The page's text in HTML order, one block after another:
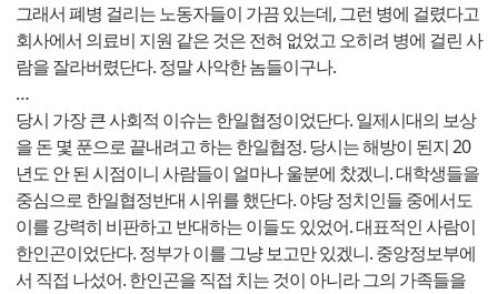
그래서 폐병 걸리는 노동자들이 가끔 있는데, 그런 병에 걸렸다고
회사에서 의료비 지원 같은 것은 전혀 없었고 오히려 병에 걸린 사
람을 잘라버렸단다. 정말 사악한 놈들이구나.
…
당시 가장 큰 사회적 이슈는 한일협정이었단다. 일제시대의 보상
을 돈 몇 푼으로 끝내려고 하는 한일협정. 당시는 해방이 된지 20
년도 안 된 시점이니 사람들이 얼마나 울분에 찼겠니. 대학생들을
중심으로 한일협정반대 시위를 했단다. 야당 정치인들 중에서도
이를 강력히 비판하고 반대하는 이들도 있었어. 대표적인 사람이
한인곤이었단다. 정부가 이를 그냥 보고만 있겠니. 중앙정보부에
서 직접 나섰어. 한인곤을 직접 치는 것이 아니라 그의 가족들을